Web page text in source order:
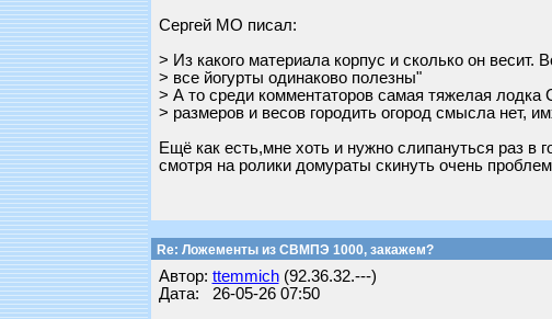
Сергей МО писал:
> Из какого материала корпус и сколько он весит.
> все йогурты одинаково полезны"
> А то среди комментаторов самая тяжелая
> размеров и весов городить огород смысла нет,
Ещё как есть,мне хоть и нужно слипануться раз в
смотря на ролики домураты скинуть очень
Re: Ложементы из СВМПЭ 1000, закажем?
Автор: ttemmich(92.36.32.---)
Дата: 26-05-26 07:50